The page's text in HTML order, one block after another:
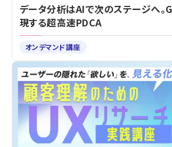
データ分析はAIで次のステージへ
現する超高速PDCA
オンデマンド講座